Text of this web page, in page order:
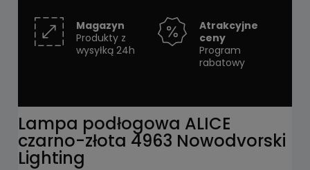
Magazyn
Produkty z
wysyłką 24h
Atrakcyjne
ceny
Program
rabatowy
Lampa podłogowa ALICE
czarno-złota 4963 Nowodvorski
Lighting